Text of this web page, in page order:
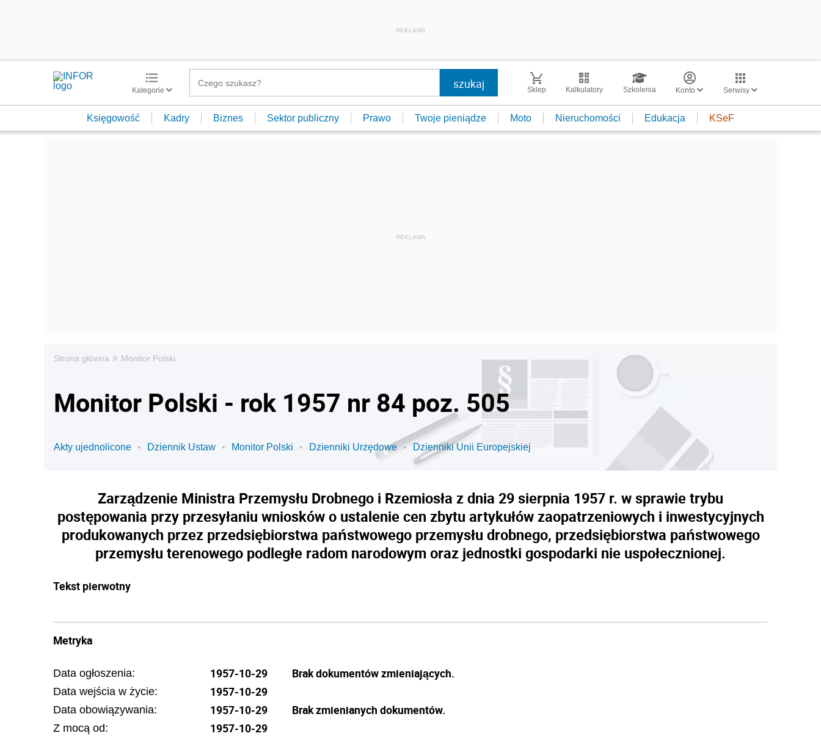
REKLAMA
Kategorie Sklep Kalkulatory Szkolenia Konto Serwisy
Księgowość Kadry Biznes Sektor publiczny Prawo Twoje pieniądze Moto Nieruchomości Edukacja KSeF
Strona główna » Monitor Polski
Monitor Polski - rok 1957 nr 84 poz. 505
Akty ujednolicone Dziennik Ustaw Monitor Polski Dzienniki Urzędowe Dzienniki Unii Europejskiej
Zarządzenie Ministra Przemysłu Drobnego i Rzemiosła z dnia 29 sierpnia 1957 r. w sprawie trybu
postępowania przy przesyłaniu wniosków o ustalenie cen zbytu artykułów zaopatrzeniowych i inwestycyjnych
produkowanych przez przedsiębiorstwa państwowego przemysłu drobnego, przedsiębiorstwa państwowego
przemysłu terenowego podległe radom narodowym oraz jednostki gospodarki nie uspołecznionej.
Tekst pierwotny
Metryka
Data ogłoszenia: 1957-10-29
Data wejścia w życie: 1957-10-29
Data obowiązywania: 1957-10-29
Z mocą od: 1957-10-29
Brak dokumentów zmieniających.
Brak zmienianych dokumentów.